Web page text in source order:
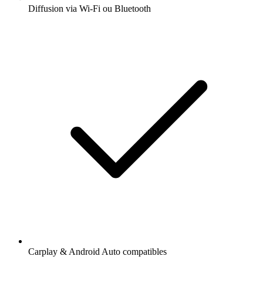
Diffusion via Wi-Fi ou Bluetooth
Carplay & Android Auto compatibles